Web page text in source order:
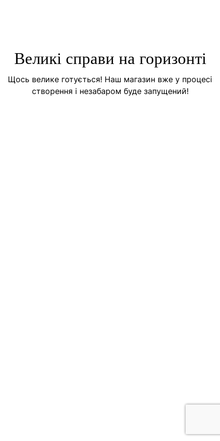
Великі справи на горизонті
Щось велике готується! Наш магазин вже у процесі
створення і незабаром буде запущений!